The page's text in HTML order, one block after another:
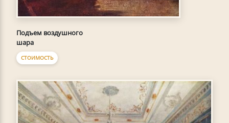
Подъем воздушного
шара
СТОИМОСТЬ